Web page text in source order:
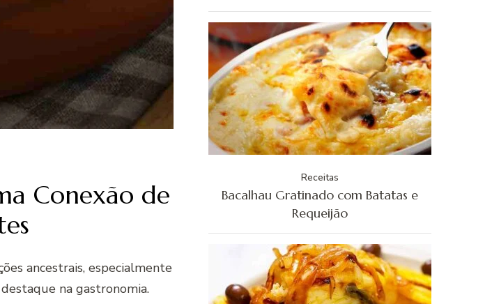
Conexão de
ancestrais, especialmente
na gastronomia.
Receitas
Bacalhau Gratinado com Batatas e
Requeijão